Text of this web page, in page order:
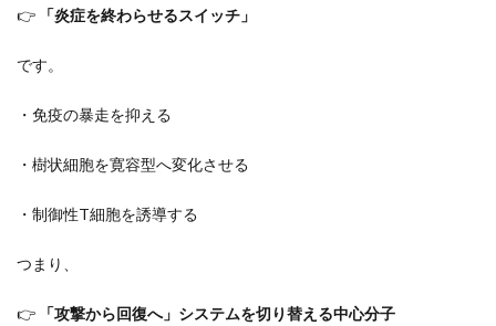
👉 「炎症を終わらせるスイッチ」
です。
・免疫の暴走を抑える
・樹状細胞を寛容型へ変化させる
・制御性T細胞を誘導する
つまり、
👉 「攻撃から回復へ」システムを切り替える中心分子